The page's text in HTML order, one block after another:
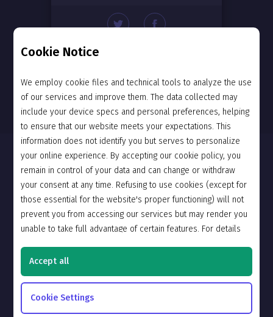
Cookie Notice
We employ cookie files and technical tools to analyze the use
of our services and improve them. The data collected may
include your device specs and personal preferences, helping
to ensure that our website meets your expectations. This
information does not identify you but serves to personalize
your online experience. By accepting our cookie policy, you
remain in control of your data and can change or withdraw
your consent at any time. Refusing to use cookies (except for
those essential for the website's proper functioning) will not
prevent you from accessing our services but may render you
unable to take full advantage of certain features. For details
Accept all
Cookie Settings
News
Support
About Us
English